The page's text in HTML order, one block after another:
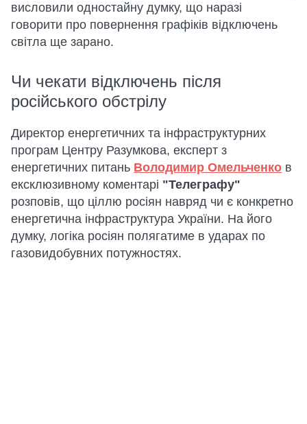
висловили одностайну думку, що наразі
говорити про повернення графіків відключень
світла ще зарано.
Чи чекати відключень після
російського обстрілу
Директор енергетичних та інфраструктурних
програм Центру Разумкова, експерт з
енергетичних питань Володимир Омельченко в
ексклюзивному коментарі "Телеграфу"
розповів, що ціллю росіян навряд чи є конкретно
енергетична інфраструктура України. На його
думку, логіка росіян полягатиме в ударах по
газовидобувних потужностях.